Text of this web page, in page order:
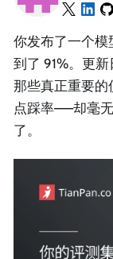
你发布了一个模
到了 91%。更
那些真正重要的
点踩率——却毫
了。